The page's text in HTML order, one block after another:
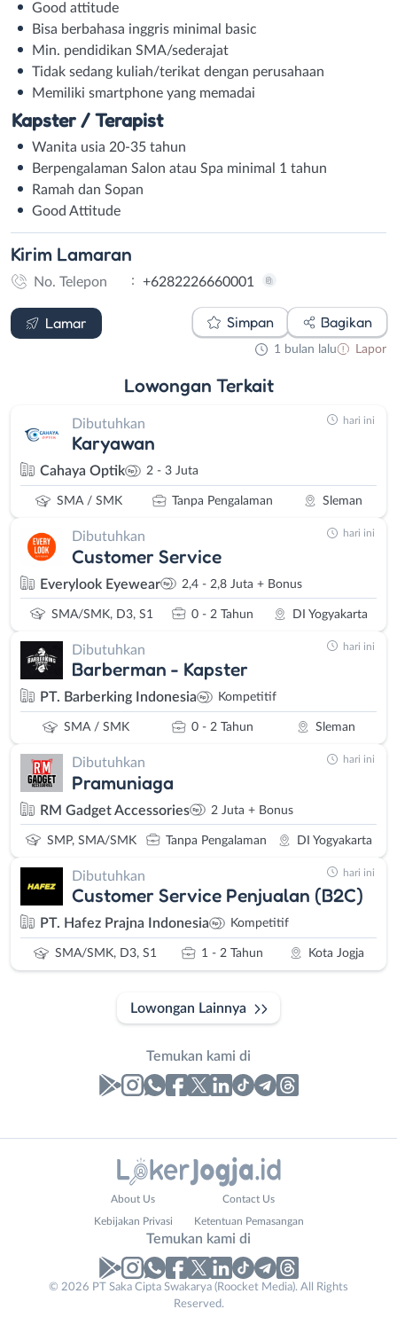
Good attitude
Bisa berbahasa inggris minimal basic
Min. pendidikan SMA/sederajat
Tidak sedang kuliah/terikat dengan perusahaan
Memiliki smartphone yang memadai
Kapster / Terapist
Wanita usia 20-35 tahun
Berpengalaman Salon atau Spa minimal 1 tahun
Ramah dan Sopan
Good Attitude
Kirim Lamaran
No. Telepon : +6282226660001
Lamar
WhatsApp
Simpan Bagikan
1 bulan lalu Lapor
Lowongan Terkait
Dibutuhkan
Karyawan
Cahaya Optik 2 - 3 Juta
SMA / SMK Tanpa Pengalaman Sleman
hari ini
Dibutuhkan
Customer Service
Everylook Eyewear 2,4 - 2,8 Juta + Bonus
SMA/SMK, D3, S1 0 - 2 Tahun DI Yogyakarta
hari ini
Dibutuhkan
Barberman - Kapster
PT. Barberking Indonesia Kompetitif
SMA / SMK 0 - 2 Tahun Sleman
hari ini
Dibutuhkan
Pramuniaga
RM Gadget Accessories 2 Juta + Bonus
SMP, SMA/SMK Tanpa Pengalaman DI Yogyakarta
hari ini
Dibutuhkan
Customer Service Penjualan (B2C)
PT. Hafez Prajna Indonesia Kompetitif
SMA/SMK, D3, S1 1 - 2 Tahun Kota Jogja
hari ini
Lowongan Lainnya
Temukan kami di
No. Telp /
About Us Contact Us
Kebijakan Privasi Ketentuan Pemasangan
Temukan kami di
© 2026 PT Saka Cipta Swakarya (Roocket Media). All Rights
Reserved.